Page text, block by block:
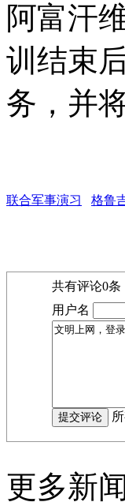
阿富汗
训结束
务，并
联合军事演习 格鲁
共有评论0条
用户名
更多新闻